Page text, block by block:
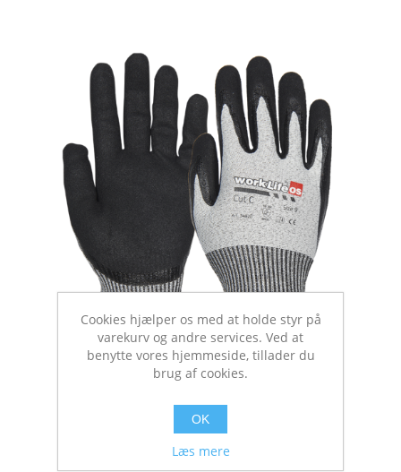
Worklife Cut C str 8
Cookies hjælper os med at holde styr på
varekurv og andre services. Ved at
benytte vores hjemmeside, tillader du
brug af cookies.
OK
Læs mere